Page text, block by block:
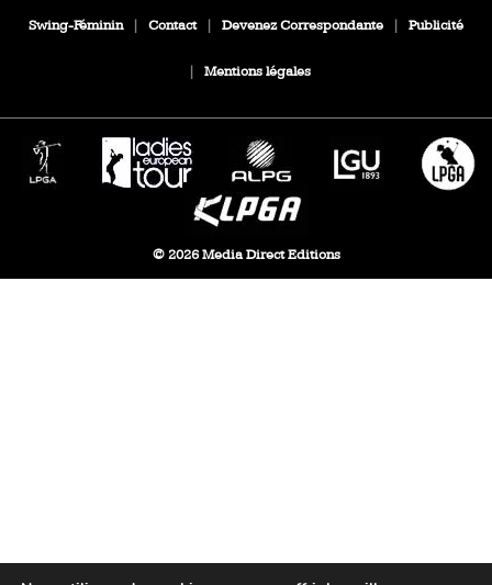
Swing-Féminin Contact Devenez Correspondante Publicité
Mentions légales
© 2026 Media Direct Editions